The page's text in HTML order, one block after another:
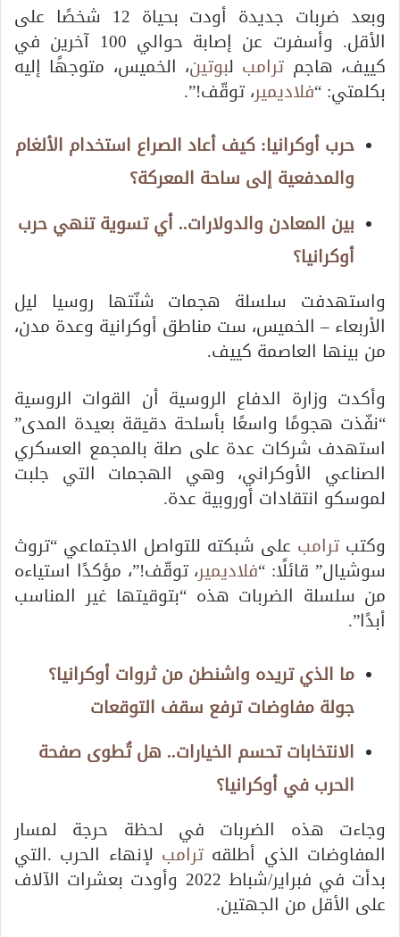
وبعد ضربات جديدة أودت بحياة 12 شخصًا على
الأقل. وأسفرت عن إصابة حوالي 100 آخرين في
كييف، هاجم ترامب لبوتين، الخميس، متوجهًا إليه
بكلمتي: “فلاديمير، توقّف!”.
حرب أوكرانيا: كيف أعاد الصراع استخدام الألغام
والمدفعية إلى ساحة المعركة؟
بين المعادن والدولارات.. أي تسوية تنهي حرب
أوكرانيا؟
واستهدفت سلسلة هجمات شنّتها روسيا ليل
الأربعاء – الخميس، ست مناطق أوكرانية وعدة مدن،
من بينها العاصمة كييف.
وأكدت وزارة الدفاع الروسية أن القوات الروسية
“نفّذت هجومًا واسعًا بأسلحة دقيقة بعيدة المدى”
استهدف شركات عدة على صلة بالمجمع العسكري
الصناعي الأوكراني، وهي الهجمات التي جلبت
لموسكو انتقادات أوروبية عدة.
وكتب ترامب على شبكته للتواصل الاجتماعي “تروث
سوشيال” قائلًا: “فلاديمير، توقّف!”، مؤكدًا استياءه
من سلسلة الضربات هذه “بتوقيتها غير المناسب
أبدًا”.
ما الذي تريده واشنطن من ثروات أوكرانيا؟
جولة مفاوضات ترفع سقف التوقعات
الانتخابات تحسم الخيارات.. هل تُطوى صفحة
الحرب في أوكرانيا؟
وجاءت هذه الضربات في لحظة حرجة لمسار
المفاوضات الذي أطلقه ترامب لإنهاء الحرب .التي
بدأت في فبراير/شباط 2022 وأودت بعشرات الآلاف
على الأقل من الجهتين.